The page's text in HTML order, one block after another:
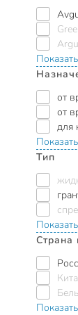
от
от
для
Тип
Страна